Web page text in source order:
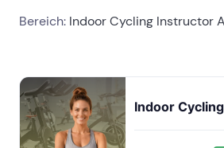
Bereich: Indoor Cycling Instructor
Indoor